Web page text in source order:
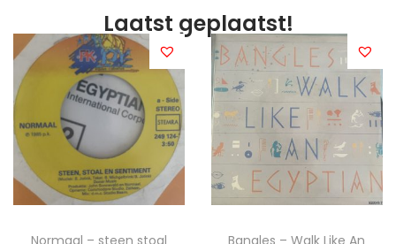
Laatst geplaatst!
Normaal – steen stoal Bangles – Walk Like An